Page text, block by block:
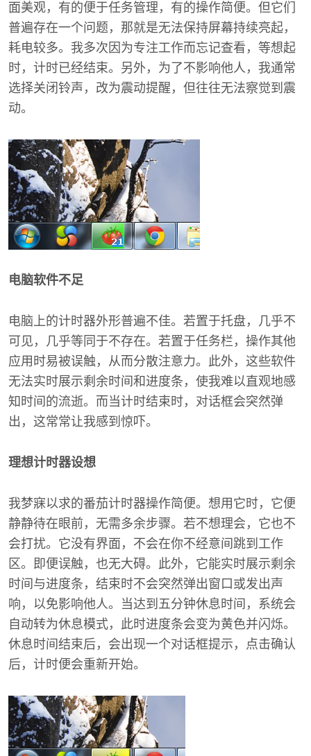
面美观，有的便于任务管理，有的操作简便。但它们
普遍存在一个问题，那就是无法保持屏幕持续亮起，
耗电较多。我多次因为专注工作而忘记查看，等想起
时，计时已经结束。另外，为了不影响他人，我通常
选择关闭铃声，改为震动提醒，但往往无法察觉到震
动。
电脑软件不足
电脑上的计时器外形普遍不佳。若置于托盘，几乎不
可见，几乎等同于不存在。若置于任务栏，操作其他
应用时易被误触，从而分散注意力。此外，这些软件
无法实时展示剩余时间和进度条，使我难以直观地感
知时间的流逝。而当计时结束时，对话框会突然弹
出，这常常让我感到惊吓。
理想计时器设想
我梦寐以求的番茄计时器操作简便。想用它时，它便
静静待在眼前，无需多余步骤。若不想理会，它也不
会打扰。它没有界面，不会在你不经意间跳到工作
区。即便误触，也无大碍。此外，它能实时展示剩余
时间与进度条，结束时不会突然弹出窗口或发出声
响，以免影响他人。当达到五分钟休息时间，系统会
自动转为休息模式，此时进度条会变为黄色并闪烁。
休息时间结束后，会出现一个对话框提示，点击确认
后，计时便会重新开始。